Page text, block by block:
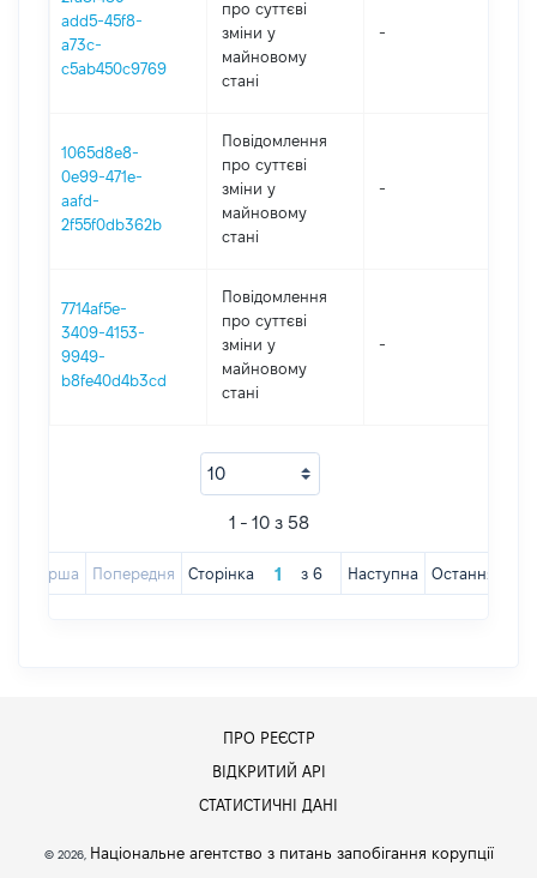
add5-45f8-
a73c-
c5ab450c9769
про суттєві
зміни y
майновому
стані
-
1065d8e8-
0e99-471e-
aafd-
2f55f0db362b
Повідомлення
про суттєві
зміни y
майновому
стані
-
7714af5e-
3409-4153-
9949-
b8fe40d4b3cd
Повідомлення
про суттєві
зміни y
майновому
стані
-
1 - 10 з 58
Перша Попередня Сторінка з 6 Наступна Остання
ПРО РЕЄСТР
ВІДКРИТИЙ АРІ
СТАТИСТИЧНІ ДАНІ
© 2026, Національне агентство з питань запобігання корупції